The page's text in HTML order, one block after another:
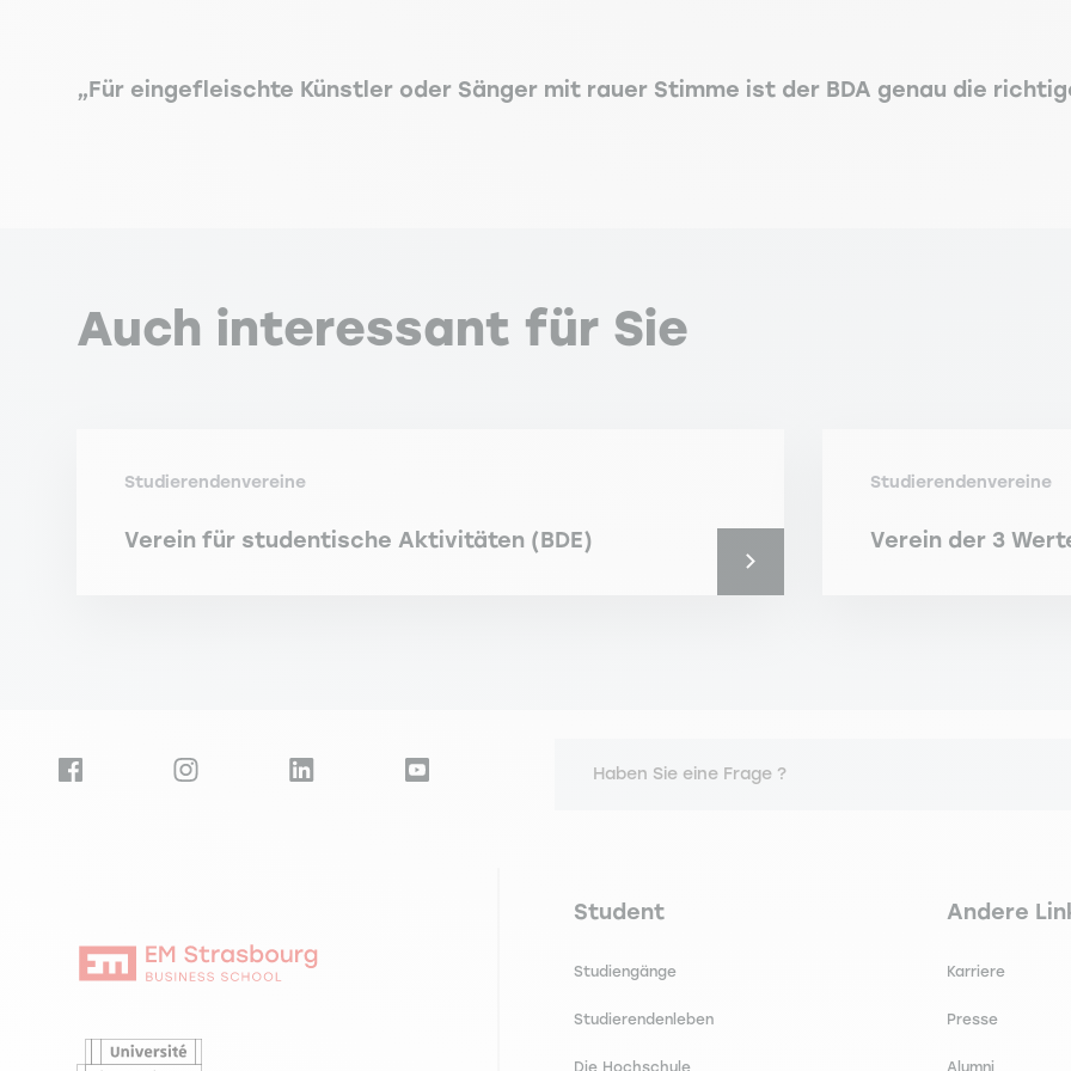
„Für eingefleischte Künstler oder Sänger mit rauer Stimme ist der BDA genau die
Auch interessant für Sie
Studierendenvereine
Verein für studentische Aktivitäten (BDE)
Studierendenvereine
Verein der 3
Haben Sie eine Frage ?
Navigation principale footer
Student
Studiengänge
Studierendenleben
Die Hochschule
Navigation
Andere
Karriere
Presse
Alumni